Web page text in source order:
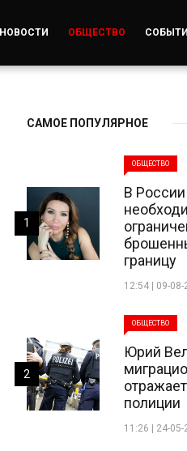
НОВОСТИ ОБЩЕСТВО
САМОЕ ПОПУЛЯРНОЕ
ОБЩЕСТВО
В
границу
12:54 | 09-08-
1
ОБЩЕСТВО
Юрий
полиции
11:26 | 24-05-
2